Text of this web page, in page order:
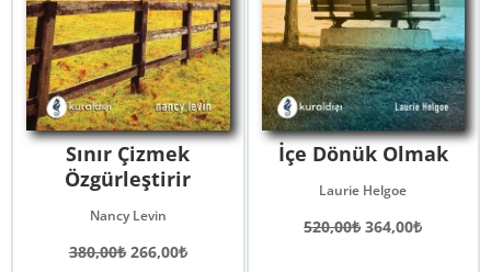
Sınır Çizmek
Özgürleştirir
Nancy Levin
380,00₺ Orijinal
266,00₺Şu
İçe Dönük Olmak
Laurie Helgoe
520,00₺Orijinal
364,00₺Şu